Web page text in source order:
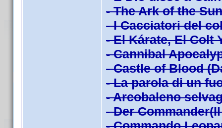
- The Ark of the
- I Cacciatori del
- El Kárate, El Colt
- Cannibal
- Castle of Blood
- La parola di un
- Arcobaleno
- Der